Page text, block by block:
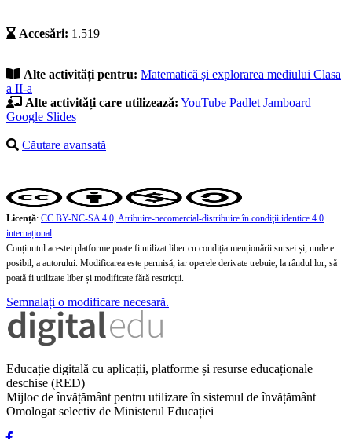
Accesări: 1.519
Alte activități pentru: Matematică și explorarea mediului Clasa
a II-a
Alte activități care utilizează: YouTube Padlet Jamboard
Google Slides
Căutare avansată
Licență: CC BY-NC-SA 4.0, Atribuire-necomercial-distribuire în condiţii identice 4.0
internațional
Conținutul acestei platforme poate fi utilizat liber cu condiția menționării sursei și, unde e
posibil, a autorului. Modificarea este permisă, iar operele derivate trebuie, la rândul lor, să
poată fi utilizate liber și modificate fără restricții.
Semnalați o modificare necesară.
Educație digitală cu aplicații, platforme și resurse educaționale
deschise (RED)
Mijloc de învățământ pentru utilizare în sistemul de învățământ
Omologat selectiv de Ministerul Educației